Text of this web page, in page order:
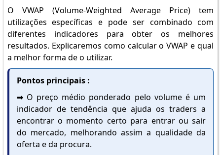
O VWAP (Volume-Weighted Average Price) tem
utilizações específicas e pode ser combinado com
diferentes indicadores para obter os melhores
resultados. Explicaremos como calcular o VWAP e qual
a melhor forma de o utilizar.
Pontos principais :
➡️ O preço médio ponderado pelo volume é um
indicador de tendência que ajuda os traders a
encontrar o momento certo para entrar ou sair
do mercado, melhorando assim a qualidade da
oferta e da procura.